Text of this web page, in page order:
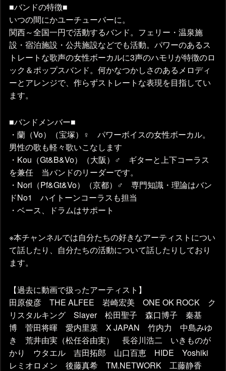
■バンドの特徴■
いつの間にかユーチューバーに。
関西～全国一円で活動するバンド。フェリー・温泉施
設・宿泊施設・公共施設などでも活動。パワーのあるス
トレートな歌声の女性ボーカルに3声のハモリが特徴のロ
ック＆ポップスバンド。何かなつかしさのあるメロディ
ーとアレンジで、作らずストレートな表現を目指してい
ます。
■バンドメンバー■
・蘭（Vo）（宝塚）♀ パワーボイスの女性ボーカル。
男性の歌も軽々歌いこなします
・Kou（Gt&B&Vo）（大阪）♂ ギターと上下コーラス
を兼任 当バンドのリーダーです。
・Nori（Pf&Gt&Vo）（京都）♂ 専門知識・理論はバン
ドNo1 ハイトーンコーラスも担当
・ベース、ドラムはサポート
※本チャンネルでは自分たちの好きなアーティストについ
て話したり、自分たちの活動について話したりしており
ます。
【過去に動画で扱ったアーティスト】
田原俊彦 THE ALFEE 岩崎宏美 ONE OK ROCK ク
リスタルキング Slayer 松田聖子 森口博子 秦基
博 菅田将暉 愛内里菜 X JAPAN 竹内力 中島みゆ
き 荒井由実（松任谷由実） 長谷川浩二 いきものが
かり ウタエル 吉田拓郎 山口百恵 HIDE Yoshiki
レミオロメン 後藤真希 TM.NETWORK 工藤静香